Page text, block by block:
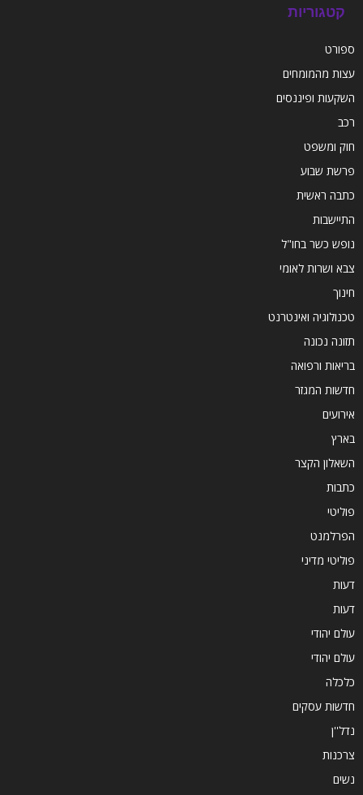
קטגוריות
ספורט
עצות מהמומחים
השקעות ופיננסים
רכב
חוק ומשפט
פרשת שבוע
כתבה ראשית
התיישבות
נופש כשר בחו"ל
צבא ושרות לאומי
חינוך
טכנולוגיה ואינטרנט
תזונה נכונה
בריאות ורפואה
חדשות המגזר
אירועים
בארץ
השאלון הקצר
כתבות
פוליטי
הפרלמנט
פוליטי מדיני
דעות
דעות
עולם יהודי
עולם יהודי
כלכלה
חדשות עסקים
נדל''ן
צרכנות
נשים